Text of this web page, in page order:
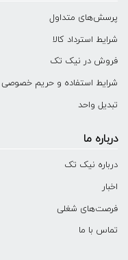
پرسش‌های متداول
شرایط استرداد کالا
فروش در نیک تک
شرایط استفاده و حریم خصوصی
تبدیل واحد
درباره ما
درباره نیک تک
اخبار
فرصت‌های شغلی
تماس با ما